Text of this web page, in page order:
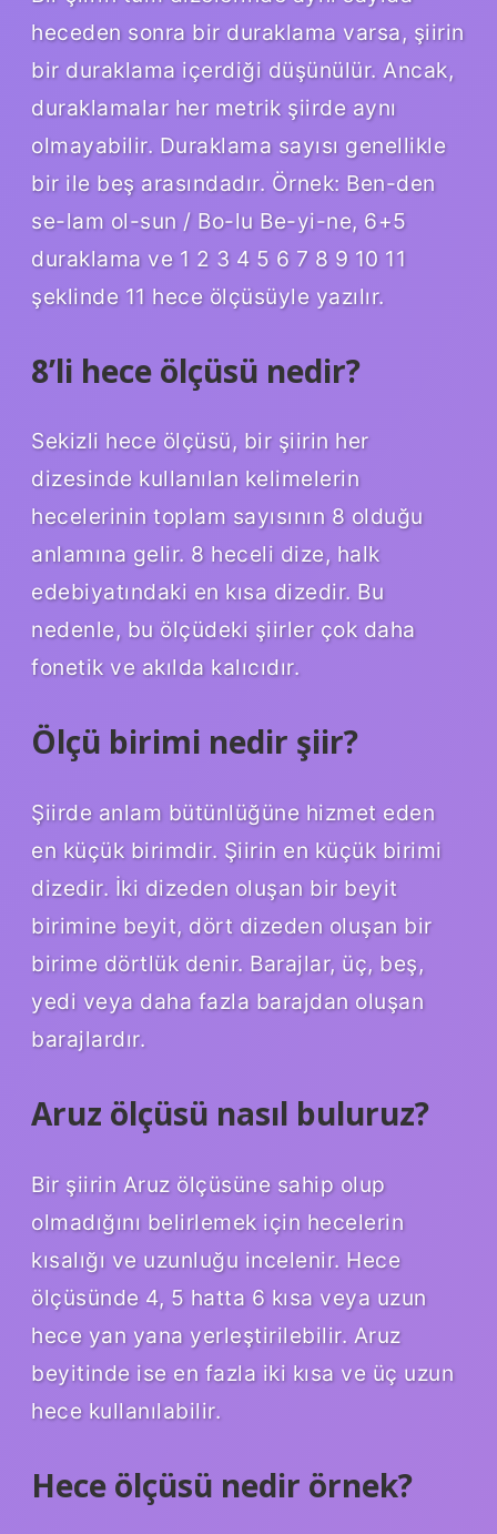
heceden sonra bir duraklama varsa, şiirin
bir duraklama içerdiği düşünülür. Ancak,
duraklamalar her metrik şiirde aynı
olmayabilir. Duraklama sayısı genellikle
bir ile beş arasındadır. Örnek: Ben-den
se-lam ol-sun / Bo-lu Be-yi-ne, 6+5
duraklama ve 1 2 3 4 5 6 7 8 9 10 11
şeklinde 11 hece ölçüsüyle yazılır.
8’li hece ölçüsü nedir?
Sekizli hece ölçüsü, bir şiirin her
dizesinde kullanılan kelimelerin
hecelerinin toplam sayısının 8 olduğu
anlamına gelir. 8 heceli dize, halk
edebiyatındaki en kısa dizedir. Bu
nedenle, bu ölçüdeki şiirler çok daha
fonetik ve akılda kalıcıdır.
Ölçü birimi nedir şiir?
Şiirde anlam bütünlüğüne hizmet eden
en küçük birimdir. Şiirin en küçük birimi
dizedir. İki dizeden oluşan bir beyit
birimine beyit, dört dizeden oluşan bir
birime dörtlük denir. Barajlar, üç, beş,
yedi veya daha fazla barajdan oluşan
barajlardır.
Aruz ölçüsü nasıl buluruz?
Bir şiirin Aruz ölçüsüne sahip olup
olmadığını belirlemek için hecelerin
kısalığı ve uzunluğu incelenir. Hece
ölçüsünde 4, 5 hatta 6 kısa veya uzun
hece yan yana yerleştirilebilir. Aruz
beyitinde ise en fazla iki kısa ve üç uzun
hece kullanılabilir.
Hece ölçüsü nedir örnek?